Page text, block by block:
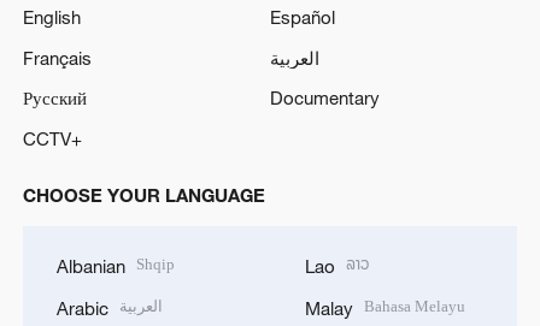
English
Español
Français
العربية
Русский
Documentary
CCTV+
CHOOSE YOUR LANGUAGE
Albanian Shqip
Arabic العربية
Lao ລາວ
Malay Bahasa Melayu